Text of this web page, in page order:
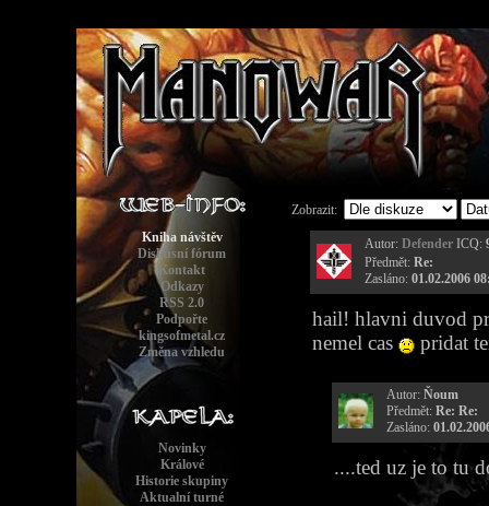
Kniha návštěv
Diskusní fórum
Kontakt
Odkazy
RSS 2.0
Podpořte
kingsofmetal.cz
Změna vzhledu
Novinky
Králové
Historie skupiny
Aktualní turné
Zobrazit:
Autor: Defender ICQ:
Předmět: Re:
Zasláno: 01.02.2006
hail! hlavni duvod
nemel cas
pridat
Autor: Ňoum
Předmět: Re: Re:
Zasláno:
....ted uz je to tu